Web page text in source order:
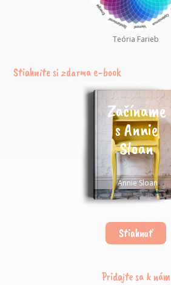
Teória Farieb
Stiahnite si zdarma e-book
Začíname
s Annie
Sloan
Annie Sloan
Stiahnuť
Pridajte sa k nám